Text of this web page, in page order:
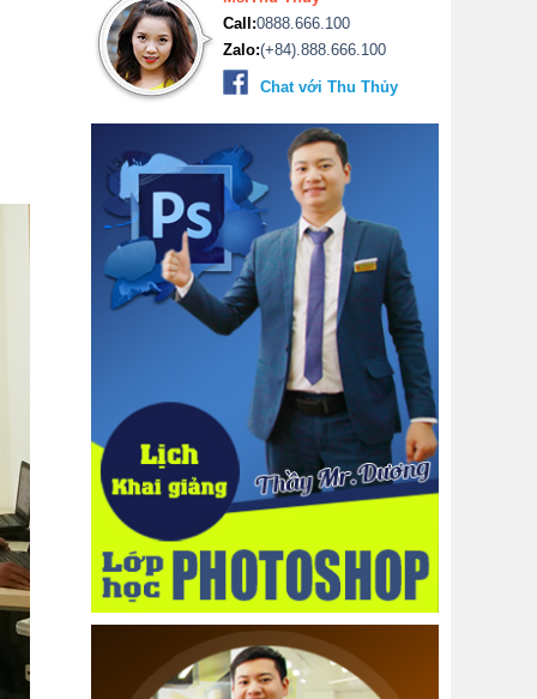
Call:0888.666.100
Zalo:(+84).888.666.100
Chat với Thu Thủy